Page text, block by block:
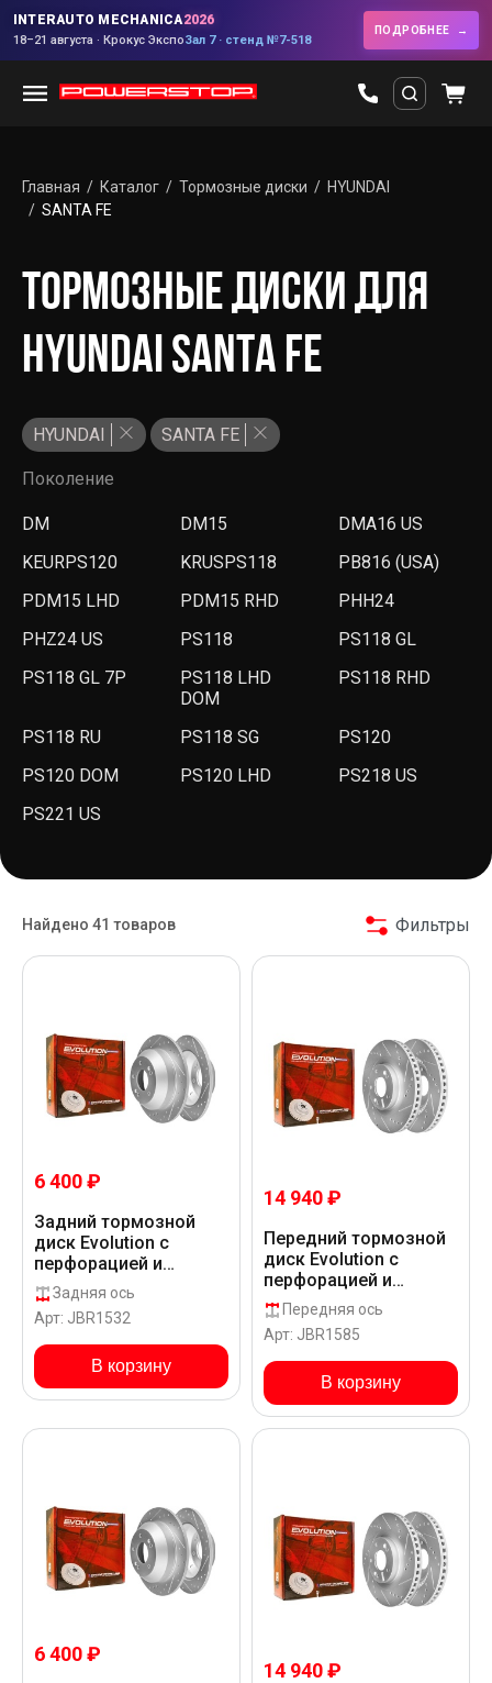
INTERAUTO MECHANICA2026
18–21 августа · Крокус ЭкспоЗал 7 · стенд №7-518
ПОДРОБНЕЕ
Главная Каталог Тормозные диски
HYUNDAI
SANTA FE
ТОРМОЗНЫЕ ДИСКИ ДЛЯ
HYUNDAI SANTA FE
HYUNDAI SANTA FE
Поколение
DM DM15
DMA16 US
KEURPS120
KRUSPS118
PB816 (USA)
PDM15 LHD
PDM15 RHD
PHH24
PHZ24 US
PS118
PS118 GL
PS118 GL 7P
PS118 LHD
DOM
PS118 RHD
PS118 RU PS118 SG
PS120
PS120 DOM
PS120 LHD
PS218 US
PS221 US
Найдено 41 товаров Фильтры
6 400 ₽
Задний тормозной
диск Evolution с
перфорацией и
насечками в покрытии
GEOMET для Hyundai
SANTA FE DM
Задняя ось
Арт: JBR1532
В корзину
14 940 ₽
Передний тормозной
диск Evolution с
перфорацией и
насечками, в
покрытии GEOMET для
Hyundai SANTA FE DM
Передняя ось
Арт: JBR1585
В корзину
6 400 ₽
14 940 ₽